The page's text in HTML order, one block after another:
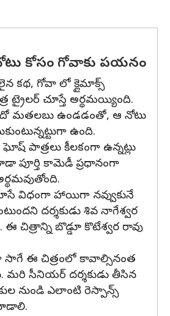
కోసం గోవాకు పయనం
కథ, గోవా లో క్లైమాక్స్
ట్రైలర్ చూస్తే అర్థమయ్యింది.
మతలబు ఉండడంతో, ఆ నోటు
ఉంది.
పాత్రలు కీలకంగా ఉన్నట్లు
పూర్తి కామెడీ ప్రధానంగా
విధంగా హాయిగా నవ్వుకునే
దర్శకుడు శివ నాగేశ్వర
ఈ చిత్రాన్ని బొడ్డూ కొటేశ్వర రావు
సాగే ఈ చిత్రంలో కావాల్సినంత
మరి సీనియర్ దర్శకుడు తీసిన
నుండి ఎలాంటి రెస్పాన్స్